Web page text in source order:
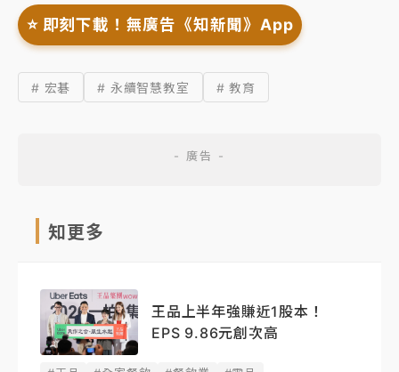
⭐️ 即刻下載！無廣告《知新聞》App
# 宏碁 # 永續智慧教室 # 教育
知更多
王品上半年強賺近1股本！
EPS 9.86元創次高